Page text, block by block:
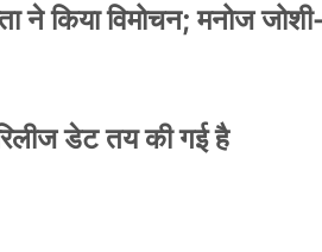
ने किया विमोचन; मनोज
डेट तय की गई है